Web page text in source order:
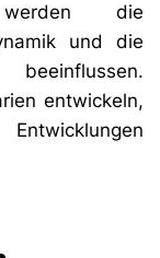
werden die
und die
entwickeln,